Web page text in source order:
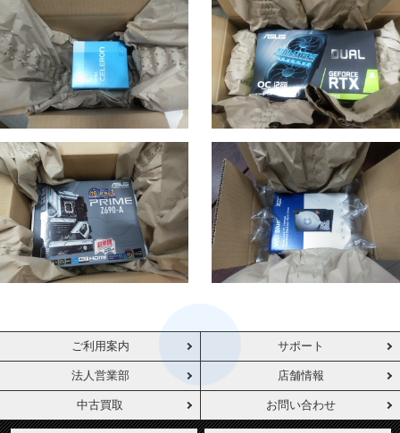
ご利用案内 サポート
法人営業部 店舗情報
中古買取 お問い合わせ